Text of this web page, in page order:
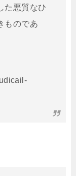
た悪質なひ
ものであ